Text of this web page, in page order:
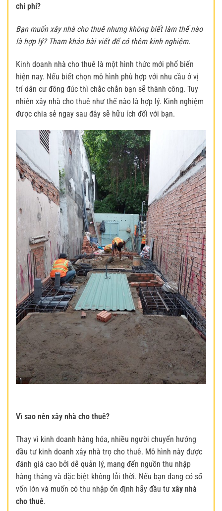
chi phí?
Bạn muốn xây nhà cho thuê nhưng không biết làm thế nào
là hợp lý? Tham khảo bài viết để có thêm kinh nghiệm.
Kinh doanh nhà cho thuê là một hình thức mới phổ biến
hiện nay. Nếu biết chọn mô hình phù hợp với nhu cầu ở vị
trí dân cư đông đúc thì chắc chắn bạn sẽ thành công. Tuy
nhiên xây nhà cho thuê như thế nào là hợp lý. Kinh nghiệm
được chia sẻ ngay sau đây sẽ hữu ích đối với bạn.
Vì sao nên xây nhà cho thuê?
Thay vì kinh doanh hàng hóa, nhiều người chuyển hướng
đầu tư kinh doanh xây nhà trọ cho thuê. Mô hình này được
đánh giá cao bởi dễ quản lý, mang đến nguồn thu nhập
hàng tháng và đặc biệt không lỗi thời. Nếu bạn đang có số
vốn lớn và muốn có thu nhập ổn định hãy đầu tư xây nhà
cho thuê.